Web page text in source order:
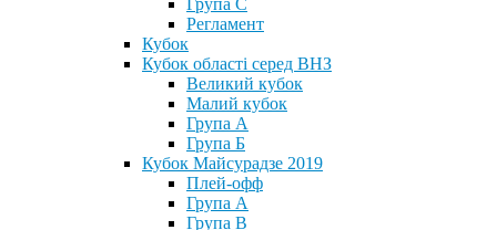
Група С
Регламент
Кубок
Кубок області серед ВНЗ
Великий кубок
Малий кубок
Група А
Група Б
Кубок Майсурадзе 2019
Плей-офф
Група А
Група В